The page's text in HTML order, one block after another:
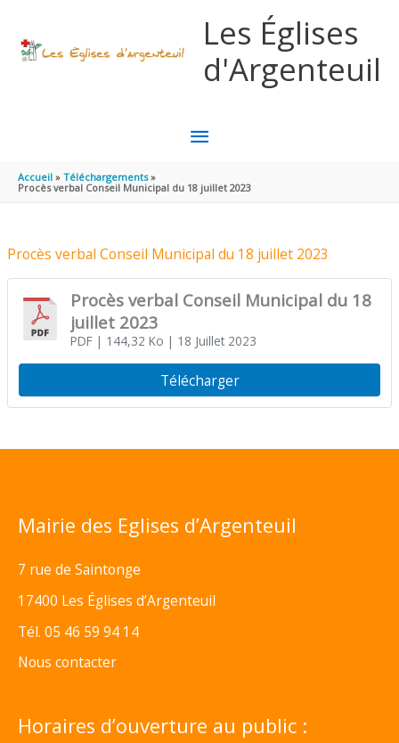
Les Églises
d'Argenteuil
MENU
PRINCIPAL
Accueil
Téléchargements
Procès verbal Conseil Municipal du 18 juillet 2023
Procès verbal Conseil Municipal du 18 juillet 2023
Procès verbal Conseil Municipal du 18
juillet 2023
PDF| 144,32 Ko | 18 Juillet 2023
Télécharger
Mairie des Eglises d’Argenteuil
7 rue de Saintonge
17400 Les Églises d’Argenteuil
Tél. 05 46 59 94 14
Nous contacter
Horaires d’ouverture au public :